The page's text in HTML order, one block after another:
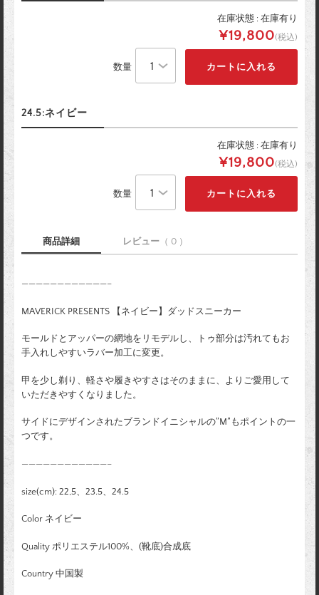
在庫状態 : 在庫有り
¥19,800(税込)
数量
24.5:ネイビー
在庫状態 : 在庫有り
¥19,800(税込)
数量
商品詳細 レビュー （ 0 ）
————————————–
MAVERICK PRESENTS 【ネイビー】ダッドスニーカー
モールドとアッパーの網地をリモデルし、トゥ部分は汚れてもお
手入れしやすいラバー加工に変更。
甲を少し剃り、軽さや履きやすさはそのままに、よりご愛用して
いただきやすくなりました。
サイドにデザインされたブランドイニシャルの”M”もポイントの一
つです。
————————————–
size(cm): 22,5、23.5、24.5
Color ネイビー
Quality ポリエステル100%、(靴底)合成底
Country 中国製